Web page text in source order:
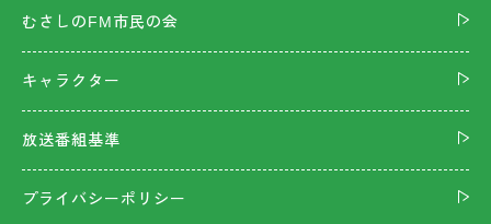
むさしのFM市民の会
キャラクター
放送番組基準
プライバシーポリシー